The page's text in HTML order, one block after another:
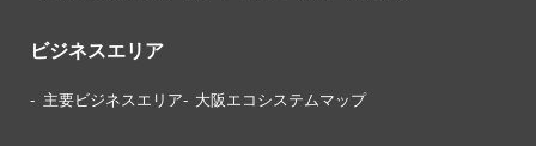
ビジネスエリア
主要ビジネスエリア 大阪エコシステムマップ